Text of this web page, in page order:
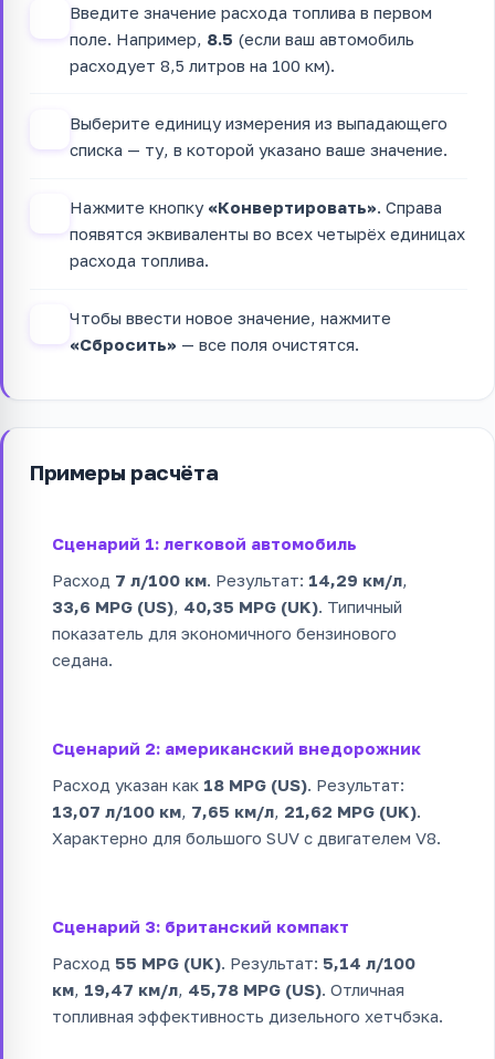
Введите значение расхода топлива в первом
поле. Например, 8.5 (если ваш автомобиль
расходует 8,5 литров на 100 км).
Выберите единицу измерения из выпадающего
списка — ту, в которой указано ваше значение.
Нажмите кнопку «Конвертировать». Справа
появятся эквиваленты во всех четырёх единицах
расхода топлива.
Чтобы ввести новое значение, нажмите
«Сбросить» — все поля очистятся.
Примеры расчёта
Сценарий 1: легковой автомобиль
Расход 7 л/100 км. Результат: 14,29 км/л,
33,6 MPG (US), 40,35 MPG (UK). Типичный
показатель для экономичного бензинового
седана.
Сценарий 2: американский внедорожник
Расход указан как 18 MPG (US). Результат:
13,07 л/100 км, 7,65 км/л, 21,62 MPG (UK).
Характерно для большого SUV с двигателем V8.
Сценарий 3: британский компакт
Расход 55 MPG (UK). Результат: 5,14 л/100
км, 19,47 км/л, 45,78 MPG (US). Отличная
топливная эффективность дизельного хетчбэка.